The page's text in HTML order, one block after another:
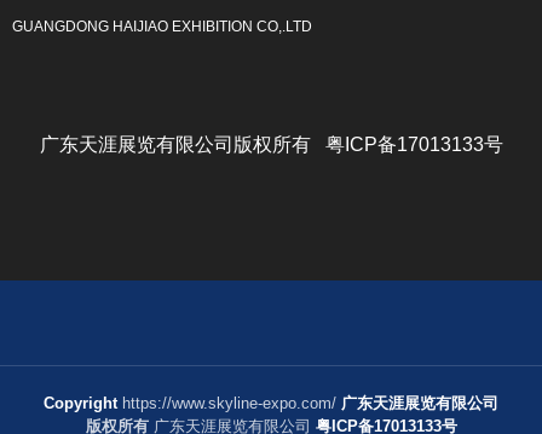
GUANGDONG HAIJIAO EXHIBITION CO,.LTD
广东天涯展览有限公司版权所有 粤ICP备17013133号
Copyright https://www.skyline-expo.com/ 广东天涯展览有限公司
版权所有 广东天涯展览有限公司 粤ICP备17013133号